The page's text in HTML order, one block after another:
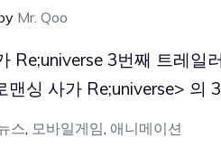
Mr. Qoo
Re;universe 3번째 트레일
맨싱 사가 Re;universe> 의
스 모바일게임 애니메이션